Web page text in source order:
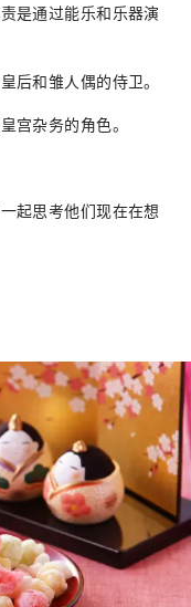
是通过能乐和乐器演
后和雏人偶的侍卫。
宫杂务的角色。
起思考他们现在在想